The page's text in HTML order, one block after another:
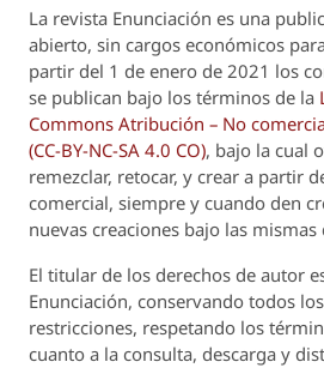
La revista Enunciación es una
abierto, sin cargos económicos
partir del 1 de enero de 2021 los
se publican bajo los términos de la
Commons Atribución – No
(CC-BY-NC-SA 4.0 CO), bajo la cual
remezclar, retocar, y crear a partir
comercial, siempre y cuando den
nuevas creaciones bajo las mismas
El titular de los derechos de autor
Enunciación, conservando todos
restricciones, respetando los
cuanto a la consulta, descarga y